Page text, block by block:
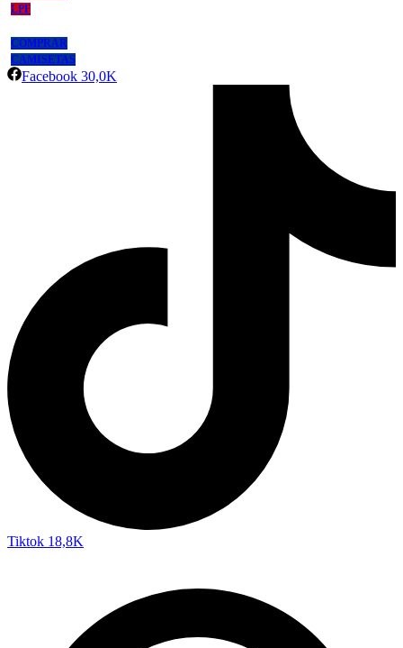
LPF
COMPRAR
CAMISETAS
Facebook 30,0K
Tiktok 18,8K